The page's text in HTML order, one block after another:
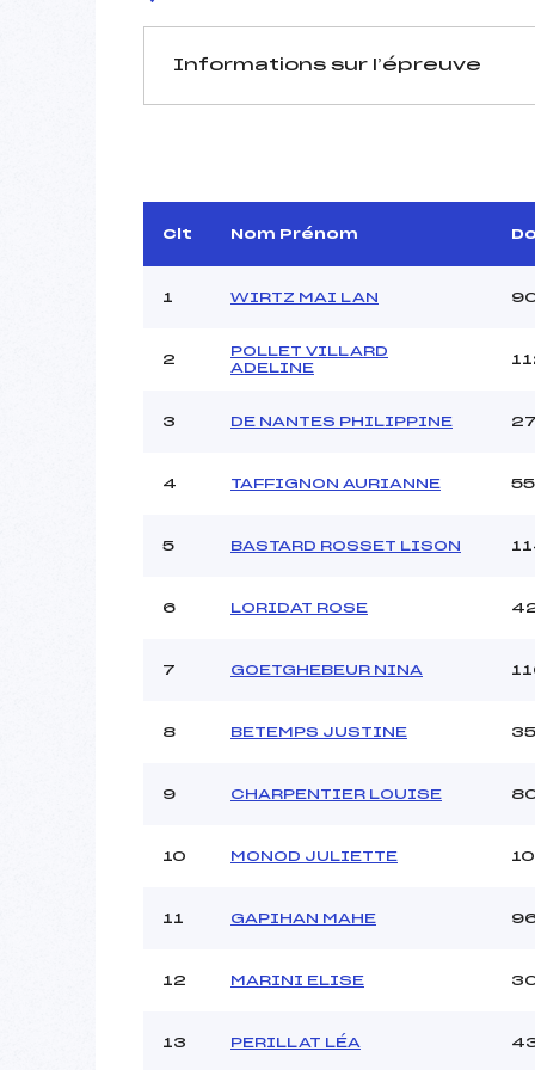
Informations sur l’épreuve
Arbitre :
MANCHE 1
Heure de départ :
Ouvreurs A :
Météo :
Pénalité appliquée :
Clt Nom Prénom
1 WIRTZ MAI LAN
2
POLLET VILLARD
ADELINE
3 DE NANTES PHILIPPINE 27
4 TAFFIGNON AURIANNE 55
5 BASTARD ROSSET LISON
6 LORIDAT ROSE
7 GOETGHEBEUR NINA
8 BETEMPS JUSTINE 35
9 CHARPENTIER LOUISE
10 MONOD JULIETTE
11 GAPIHAN MAHE
12 MARINI ELISE
13 PERILLAT LÉA